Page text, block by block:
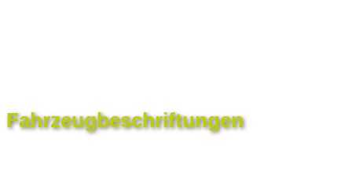
Fahrzeugbeschriftungen